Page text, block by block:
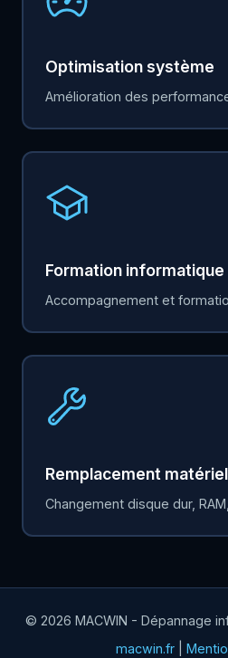
Optimisation système
Amélioration des
Formation informatique
Accompagnement et
Remplacement matériel
Changement disque dur,
© 2026 MACWIN - Dépannage
macwin.fr|